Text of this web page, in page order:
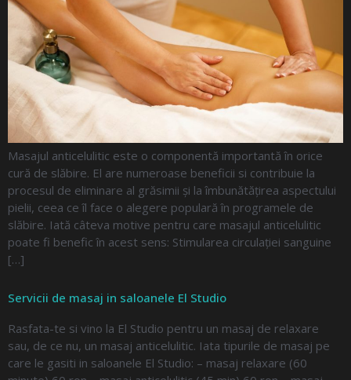
Masajul anticelulitic este o componentă importantă în orice
cură de slăbire. El are numeroase beneficii si contribuie la
procesul de eliminare al grăsimii și la îmbunătățirea aspectului
pielii, ceea ce îl face o alegere populară în programele de
slăbire. Iată câteva motive pentru care masajul anticelulitic
poate fi benefic în acest sens: Stimularea circulației sanguine
[…]
Servicii de masaj in saloanele El Studio
Rasfata-te si vino la El Studio pentru un masaj de relaxare
sau, de ce nu, un masaj anticelulitic. Iata tipurile de masaj pe
care le gasiti in saloanele El Studio: – masaj relaxare (60